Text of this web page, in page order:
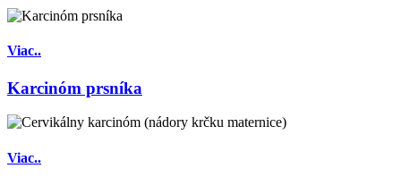
Viac..
Karcinóm prsníka
Viac..